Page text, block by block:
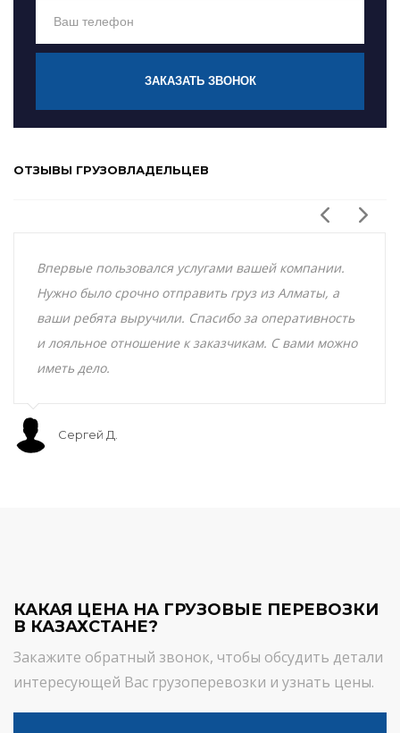
ЗАКАЗАТЬ ЗВОНОК
ОТЗЫВЫ ГРУЗОВЛАДЕЛЬЦЕВ
Впервые пользовался услугами вашей компании.
Нужно было срочно отправить груз из Алматы, а
ваши ребята выручили. Спасибо за оперативность
и лояльное отношение к заказчикам. С вами можно
иметь дело.
Сергей Д.
КАКАЯ ЦЕНА НА ГРУЗОВЫЕ ПЕРЕВОЗКИ
В КАЗАХСТАНЕ?
Закажите обратный звонок, чтобы обсудить детали
интересующей Вас грузоперевозки и узнать цены.